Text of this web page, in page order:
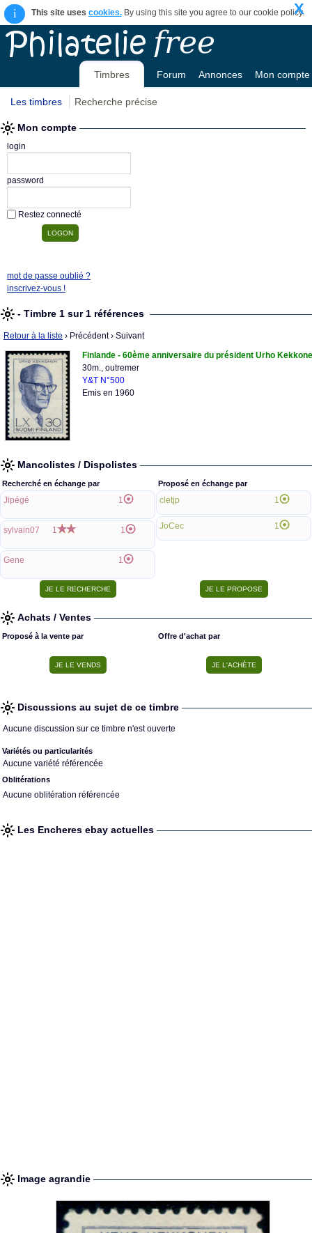
i This site uses cookies.By using this site you agree to our cookie policy.
X
Timbres Forum Annonces Mon compte
Les timbres Recherche précise
Mon compte
login
password
Restez connecté
mot de passe oublié ?
inscrivez-vous !
- Timbre 1 sur 1 références
Retour à la liste › Précédent› Suivant
Finlande - 60ème anniversaire du président Urho
30m., outremer
Y&T N°500
Emis en 1960
Mancolistes / Dispolistes
Recherché en échange par
Jipégé 1
sylvain07 1 1
Gene 1
Proposé en échange par
cletjp 1
JoCec 1
Achats / Ventes
Proposé à la vente par Offre d'achat par
Discussions au sujet de ce timbre
Aucune discussion sur ce timbre n'est ouverte
Variétés ou particularités
Aucune variété référencée
Oblitérations
Aucune oblitération référencée
Les Encheres ebay actuelles
Image agrandie